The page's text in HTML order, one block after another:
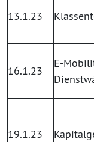
13.1.23
16.1.23
E-
19.1.23